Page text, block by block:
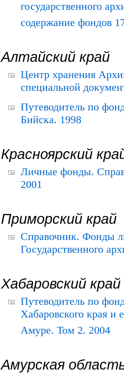
государственного
содержание фондов
Алтайский край
Центр хранения
специальной
Путеводитель по
Бийска. 1998
Красноярский
Личные фонды.
2001
Приморский край
Справочник. Фонды
Государственного
Хабаровский край
Путеводитель по
Хабаровского края и
Амуре. Том 2. 2004
Амурская